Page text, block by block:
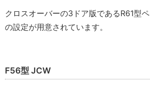
クロスオーバーの3ドア版であるR61型
の設定が用意されています。
F56型 JCW